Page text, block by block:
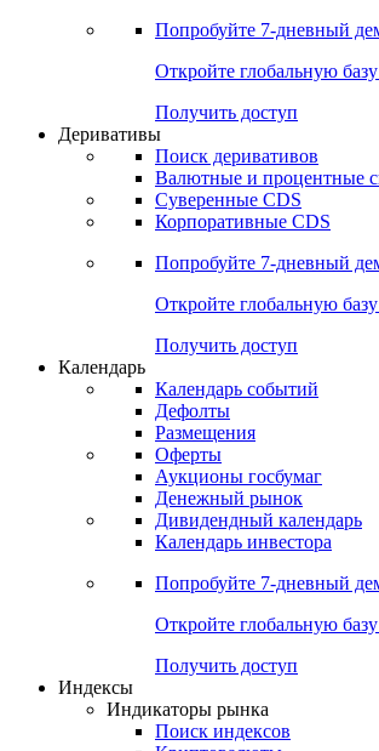
Попробуйте 7-дневный
Откройте глобальную
Получить доступ
Деривативы
Поиск деривативов
Валютные и процентные
Суверенные CDS
Корпоративные CDS
Попробуйте 7-дневный
Откройте глобальную
Получить доступ
Календарь
Календарь событий
Дефолты
Размещения
Оферты
Аукционы госбумаг
Денежный рынок
Дивидендный календарь
Календарь инвестора
Попробуйте 7-дневный
Откройте глобальную
Получить доступ
Индексы
Индикаторы рынка
Поиск индексов